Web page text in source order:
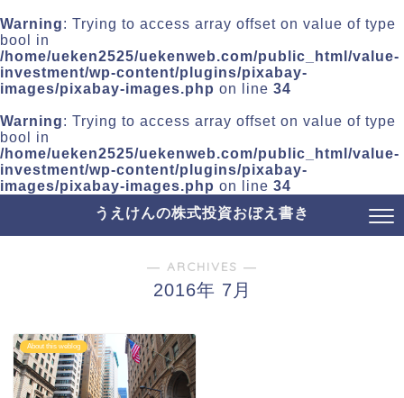
Warning: Trying to access array offset on value of type
bool in
/home/ueken2525/uekenweb.com/public_html/value-
investment/wp-content/plugins/pixabay-
images/pixabay-images.php on line 34
Warning: Trying to access array offset on value of type
bool in
/home/ueken2525/uekenweb.com/public_html/value-
investment/wp-content/plugins/pixabay-
images/pixabay-images.php on line 34
うえけんの株式投資おぼえ書き
― ARCHIVES ―
2016年 7月
About this weblog